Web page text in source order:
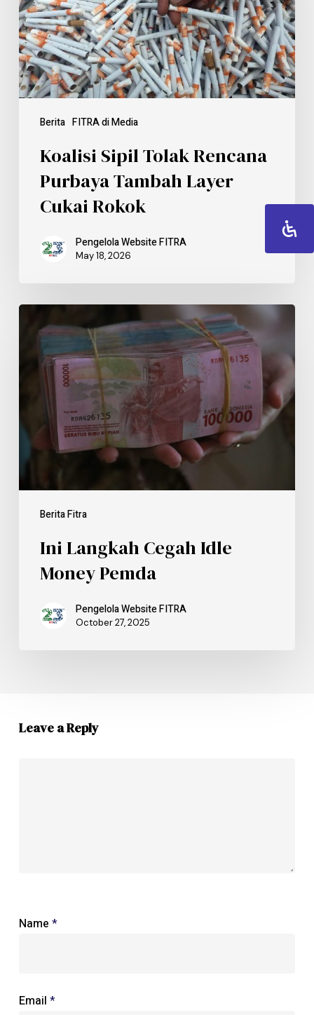
Berita FITRA di Media
Koalisi Sipil Tolak Rencana
Purbaya Tambah Layer
Cukai Rokok
Pengelola Website FITRA
May 18, 2026
Berita Fitra
Ini Langkah Cegah Idle
Money Pemda
Pengelola Website FITRA
October 27, 2025
Leave a Reply
Name *
Email *